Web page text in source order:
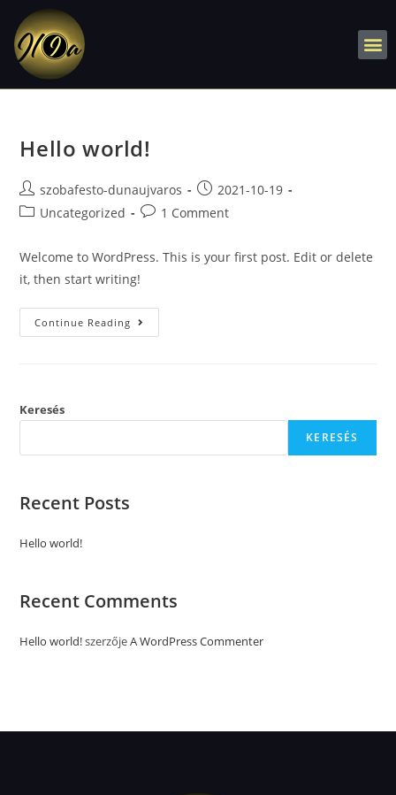
Hello world!
szobafesto-dunaujvaros
2021-10-19
Uncategorized
1 Comment
Welcome to WordPress. This is your first post. Edit or delete
it, then start writing!
Continue Reading
Keresés
KERESÉS
Recent Posts
Hello world!
Recent Comments
Hello world!szerzőjeA WordPress Commenter